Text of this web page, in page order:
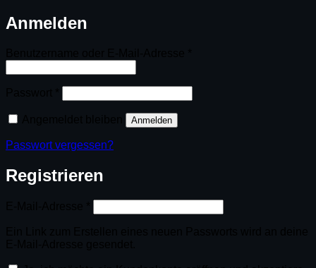
Anmelden
Anmelden
Passwort vergessen?
Registrieren